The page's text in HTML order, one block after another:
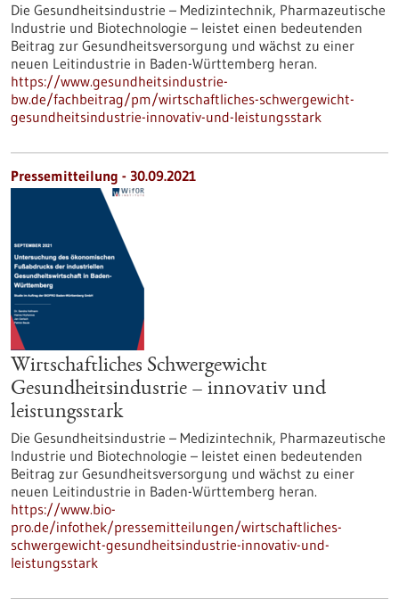
Die Gesundheitsindustrie – Medizintechnik, Pharmazeutische
Industrie und Biotechnologie – leistet einen bedeutenden
Beitrag zur Gesundheitsversorgung und wächst zu einer
neuen Leitindustrie in Baden-Württemberg heran.
https://www.gesundheitsindustrie-
bw.de/fachbeitrag/pm/wirtschaftliches-schwergewicht-
gesundheitsindustrie-innovativ-und-leistungsstark
Pressemitteilung - 30.09.2021
Wirtschaftliches Schwergewicht
Gesundheitsindustrie – innovativ und
leistungsstark
Die Gesundheitsindustrie – Medizintechnik, Pharmazeutische
Industrie und Biotechnologie – leistet einen bedeutenden
Beitrag zur Gesundheitsversorgung und wächst zu einer
neuen Leitindustrie in Baden-Württemberg heran.
https://www.bio-
pro.de/infothek/pressemitteilungen/wirtschaftliches-
schwergewicht-gesundheitsindustrie-innovativ-und-
leistungsstark